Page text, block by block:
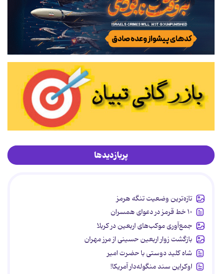
پربازدیدها
تازه‌ترین وضعیت تنگه هرمز
۱۰ خط قرمز در دعوای همسران
جمع‌آوری موکب‌های اربعین در کربلا
بازگشت زوار اربعین حسینی از مرز مهران
شاه کلید دوستی با حضرت امیر
اوکراین سند منگوله‌دار آمریکا!